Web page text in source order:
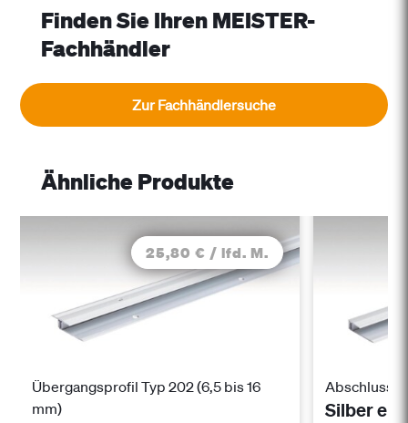
Finden Sie Ihren MEISTER-
Fachhändler
Zur Fachhändlersuche
Ähnliche Produkte
25,80 € / lfd. M.
Übergangsprofil Typ 202 (6,5 bis 16
mm)
Silber